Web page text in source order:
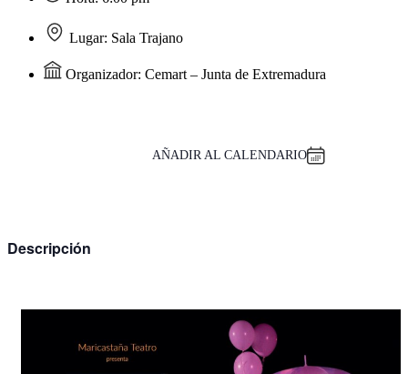
Lugar: Sala Trajano
Organizador: Cemart – Junta de Extremadura
AÑADIR AL CALENDARIO
Descripción